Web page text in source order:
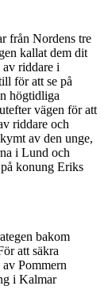
från Nordens tre
kallat dem dit
riddare i
för att se på
högtidliga
vägen för att
riddare och
av den unge,
i Lund och
konung Eriks
bakom
att säkra
Pommern
i Kalmar